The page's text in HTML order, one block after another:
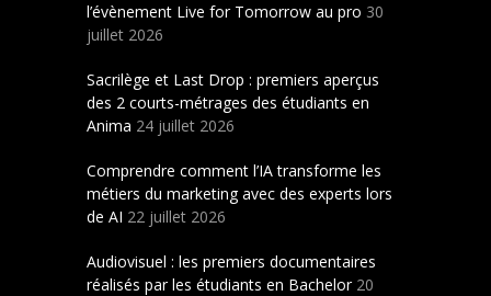
l’évènement Live for Tomorrow au pro 30
juillet 2026
Sacrilège et Last Drop : premiers aperçus
des 2 courts-métrages des étudiants en
Anima 24 juillet 2026
Comprendre comment l’IA transforme les
métiers du marketing avec des experts lors
de AI 22 juillet 2026
Audiovisuel : les premiers documentaires
réalisés par les étudiants en Bachelor 20